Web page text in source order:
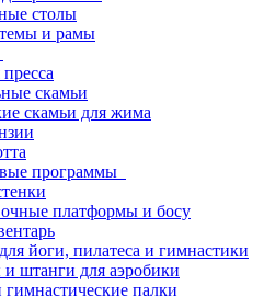
столы
и рамы
скамьи
скамьи для жима
программы
платформы и босу
йоги, пилатеса и гимнастики
штанги для аэробики
палки